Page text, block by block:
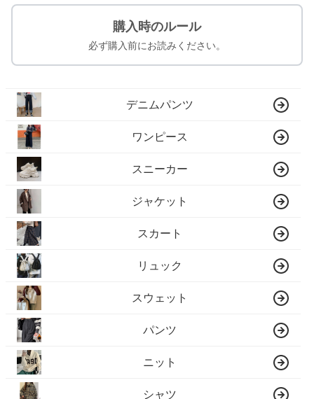
購入時のルール
必ず購入前にお読みください。
デニムパンツ
ワンピース
スニーカー
ジャケット
スカート
リュック
スウェット
パンツ
ニット
シャツ